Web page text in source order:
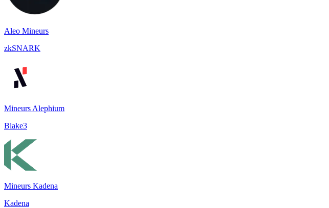
Aleo Mineurs
zkSNARK
Mineurs Alephium
Blake3
Mineurs Kadena
Kadena